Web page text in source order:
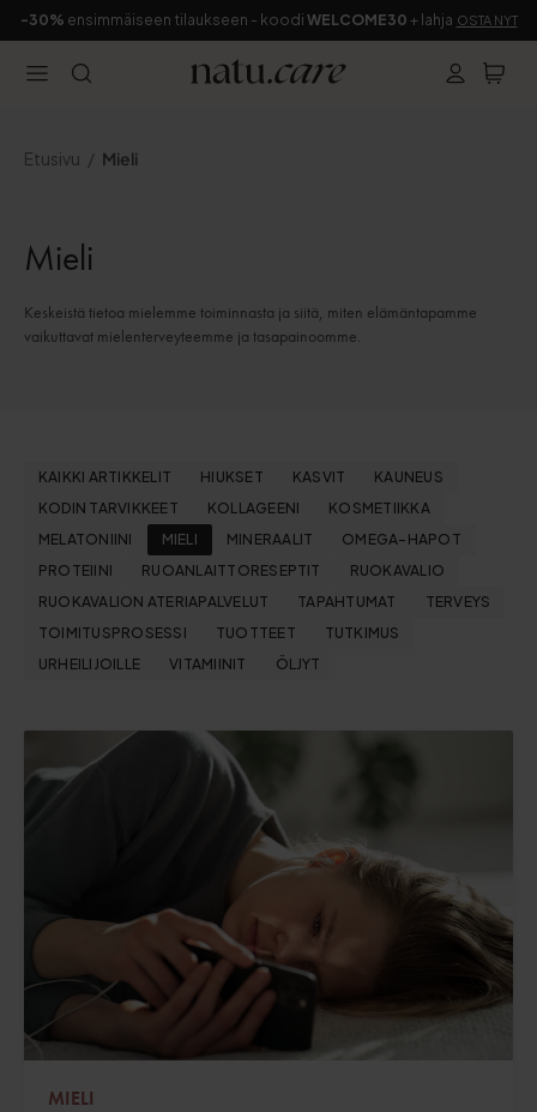
-30% ensimmäiseen tilaukseen - koodi WELCOME30 + lahja OSTA NYT
Etusivu Mieli
Mieli
Keskeistä tietoa mielemme toiminnasta ja siitä, miten elämäntapamme
vaikuttavat mielenterveyteemme ja tasapainoomme.
KAIKKI ARTIKKELIT HIUKSET KASVIT
KAUNEUS
KODIN TARVIKKEET
KOLLAGEENI
KOSMETIIKKA
MELATONIINI
MIELI MINERAALIT
OMEGA-HAPOT
PROTEIINI
RUOANLAITTORESEPTIT
RUOKAVALIO
RUOKAVALION ATERIAPALVELUT
TAPAHTUMAT
TERVEYS
TOIMITUSPROSESSI
TUOTTEET
TUTKIMUS
URHEILIJOILLE
VITAMIINIT ÖLJYT
MIELI